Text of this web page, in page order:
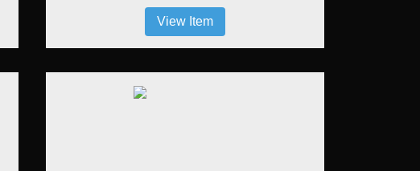
View Item